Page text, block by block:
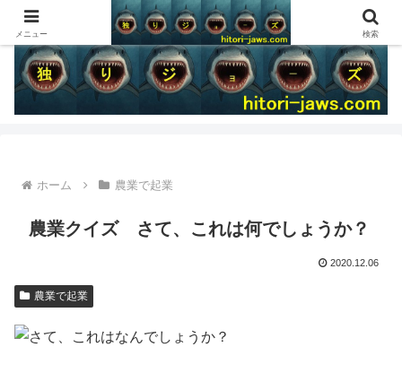
ホーム 農業で起業
農業クイズ さて、これは何でしょうか？
2020.12.06
農業で起業
メニュー 検索